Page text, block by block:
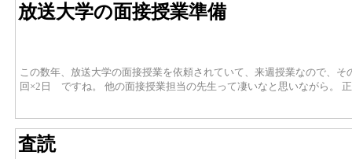
放送大学の面接授業準備
この数年、放送大学の面接授業を依頼されていて、来週授業なので、
回×2日 ですね。 他の面接授業担当の先生って凄いなと思いながら。
査読